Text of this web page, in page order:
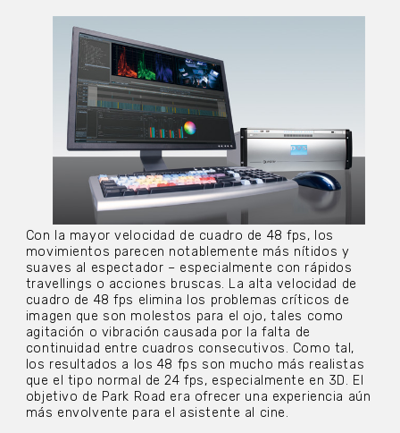
Con la mayor velocidad de cuadro de 48 fps, los
movimientos parecen notablemente más nítidos y
suaves al espectador – especialmente con rápidos
travellings o acciones bruscas. La alta velocidad de
cuadro de 48 fps elimina los problemas críticos de
imagen que son molestos para el ojo, tales como
agitación o vibración causada por la falta de
continuidad entre cuadros consecutivos. Como tal,
los resultados a los 48 fps son mucho más realistas
que el tipo normal de 24 fps, especialmente en 3D. El
objetivo de Park Road era ofrecer una experiencia aún
más envolvente para el asistente al cine.